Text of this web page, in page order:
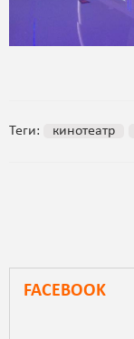
Теги: кинотеатр
FACEBOOK